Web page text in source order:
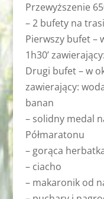
Przewyższenie
– 2 bufety na
Pierwszy bufet –
1h30’
Drugi bufet – w
zawierający:
banan
– solidny medal
Półmaratonu
– gorąca
– ciacho
– makaronik od